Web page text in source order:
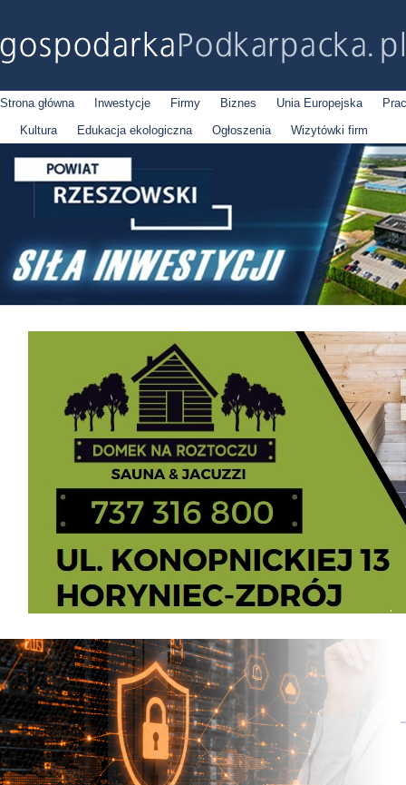
Strona główna Inwestycje Firmy Biznes Unia Europejska
Kultura
Edukacja ekologiczna Ogłoszenia Wizytówki firm